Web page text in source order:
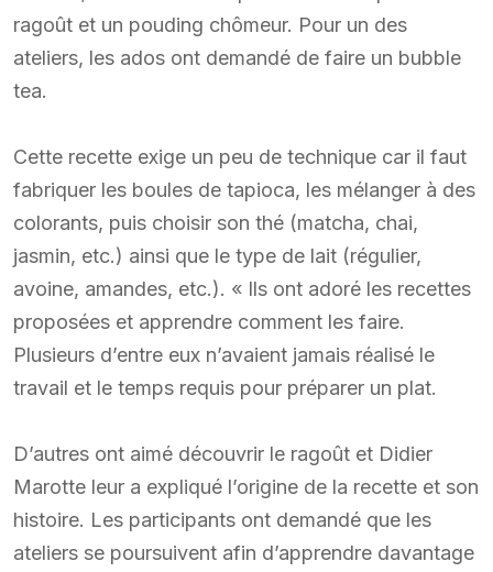
ragoût et un pouding chômeur. Pour un des
ateliers, les ados ont demandé de faire un bubble
tea.
Cette recette exige un peu de technique car il faut
fabriquer les boules de tapioca, les mélanger à des
colorants, puis choisir son thé (matcha, chai,
jasmin, etc.) ainsi que le type de lait (régulier,
avoine, amandes, etc.). « Ils ont adoré les recettes
proposées et apprendre comment les faire.
Plusieurs d’entre eux n’avaient jamais réalisé le
travail et le temps requis pour préparer un plat.
D’autres ont aimé découvrir le ragoût et Didier
Marotte leur a expliqué l’origine de la recette et son
histoire. Les participants ont demandé que les
ateliers se poursuivent afin d’apprendre davantage